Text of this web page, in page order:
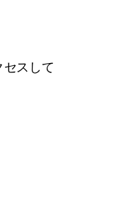
スして